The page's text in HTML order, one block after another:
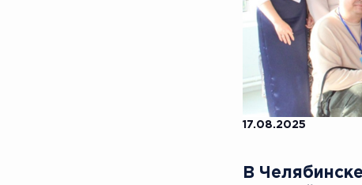
17.08.2025
В